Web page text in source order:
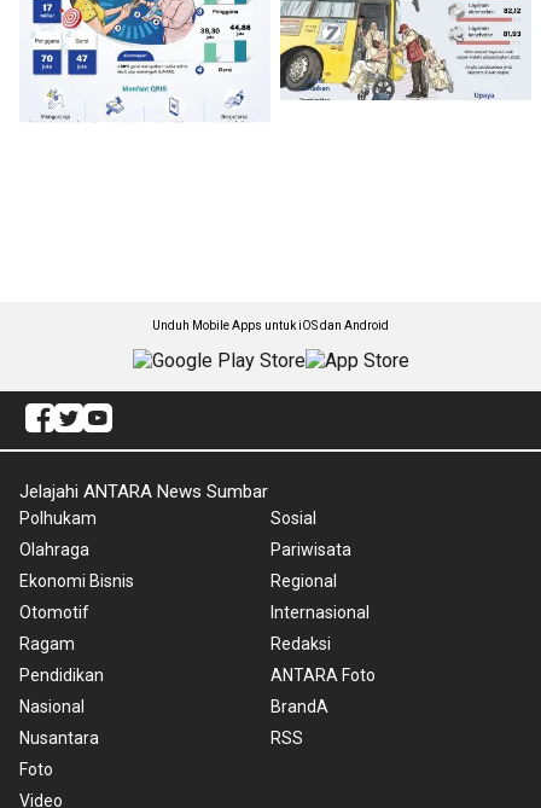
Unduh Mobile Apps untuk iOS dan Android
Jelajahi ANTARA News Sumbar
Polhukam
Olahraga
Ekonomi Bisnis
Otomotif
Ragam
Pendidikan
Nasional
Nusantara
Foto
Video
Sosial
Pariwisata
Regional
Internasional
Redaksi
ANTARA Foto
BrandA
RSS